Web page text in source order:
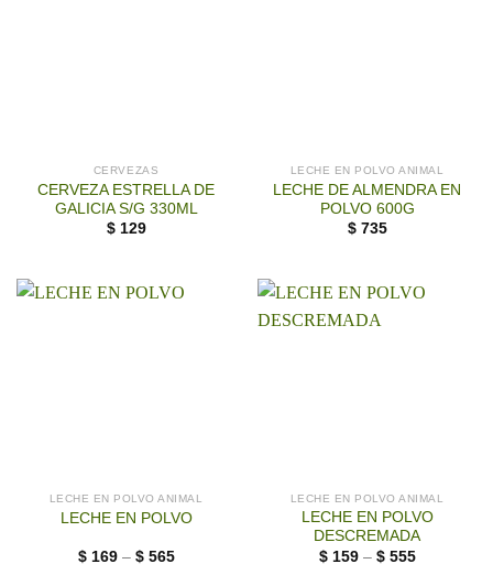
CERVEZAS
CERVEZA ESTRELLA DE
GALICIA S/G 330ML
$ 129
LECHE EN POLVO ANIMAL
LECHE DE ALMENDRA EN
POLVO 600G
$ 735
LECHE EN POLVO ANIMAL
LECHE EN POLVO
$ 169– $ 565
LECHE EN POLVO ANIMAL
LECHE EN POLVO
DESCREMADA
$ 159– $ 555